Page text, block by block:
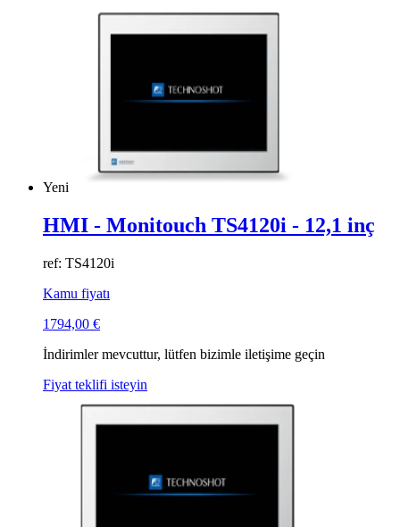
Yeni
HMI - Monitouch TS4120i - 12,1 inç
ref: TS4120i
Kamu fiyatı
1794,00 €
İndirimler mevcuttur, lütfen bizimle iletişime geçin
Fiyat teklifi isteyin